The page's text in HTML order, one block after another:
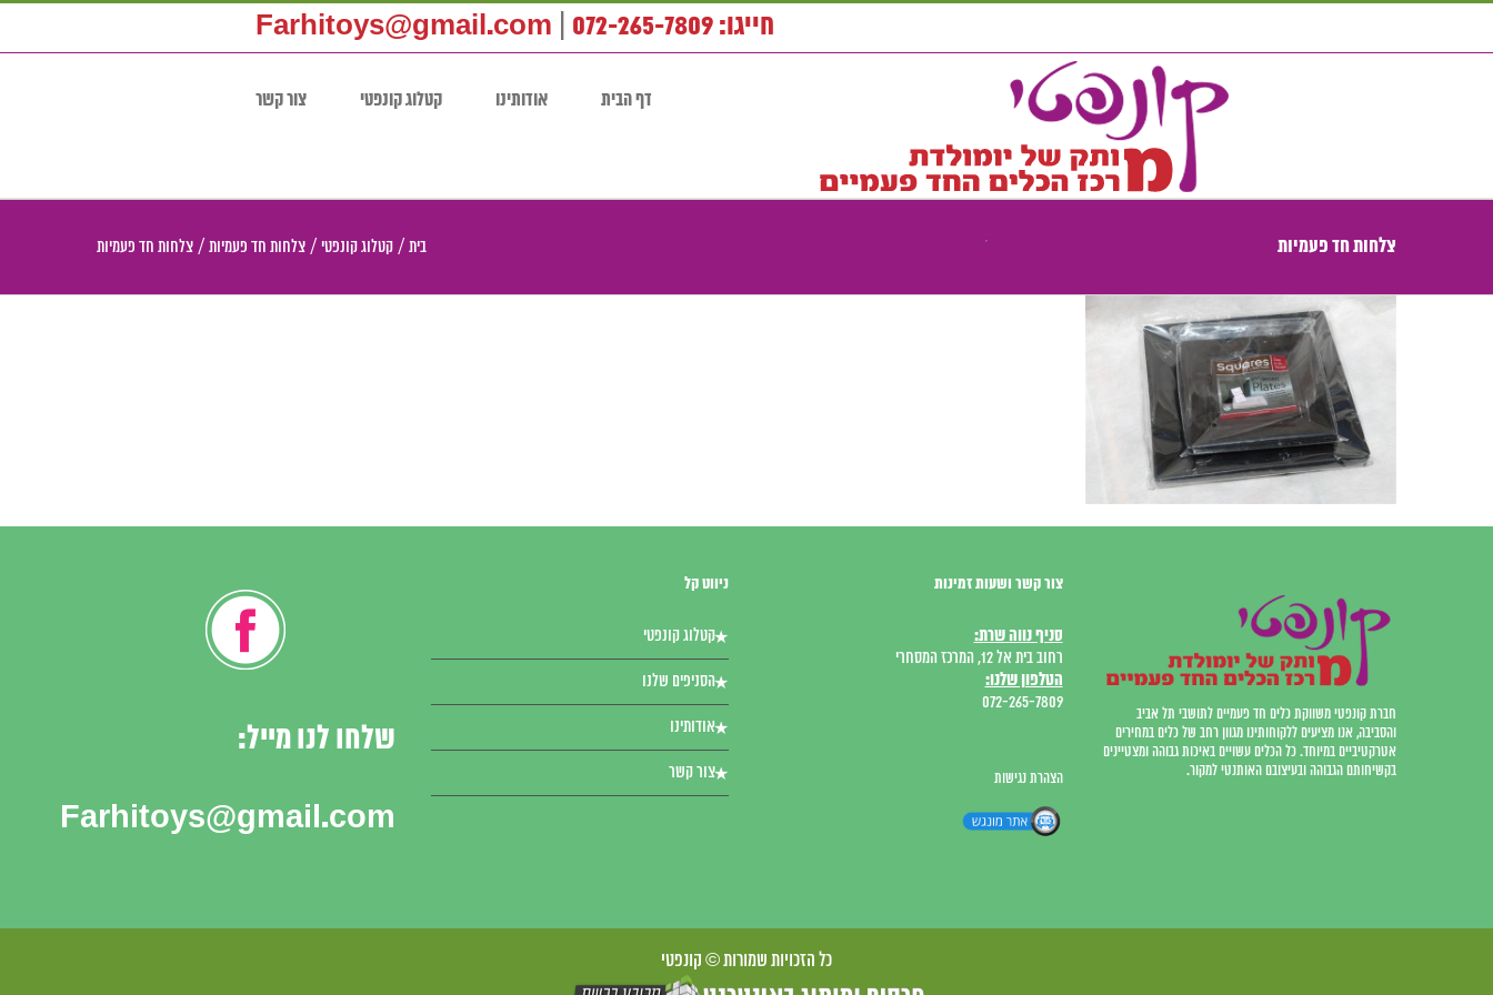
דלג
חייגו: 072-265-7809 Farhitoys@gmail.com
דף הבית אודותינו קטלוג קונפטי צור קשר
צלחות חד פעמיות בית / קטלוג קונפטי / צלחות חד פעמיות / צלחות חד פעמיות
חברת קונפטי משווקת כלים חד פעמיים לתושבי תל אביב
והסביבה, אנו מציעים ללקוחותינו מגוון רחב של כלים במחירים
אטרקטיביים במיוחד. כל הכלים עשויים באיכות גבוהה ומצטיינים
בקשיחותם הגבוהה ובעיצובם האותנטי למקור.
צור קשר ושעות זמינות
סניף נווה שרת:
רחוב בית אל 12, המרכז המסחרי
הטלפון שלנו:
072-265-7809
הצהרת נגישות
ניווט קל
קטלוג קונפטי
הסניפים שלנו
אודותינו
צור קשר
שלחו לנו מייל:
Farhitoys@gmail.com
כל הזכויות שמורות © קונפטי